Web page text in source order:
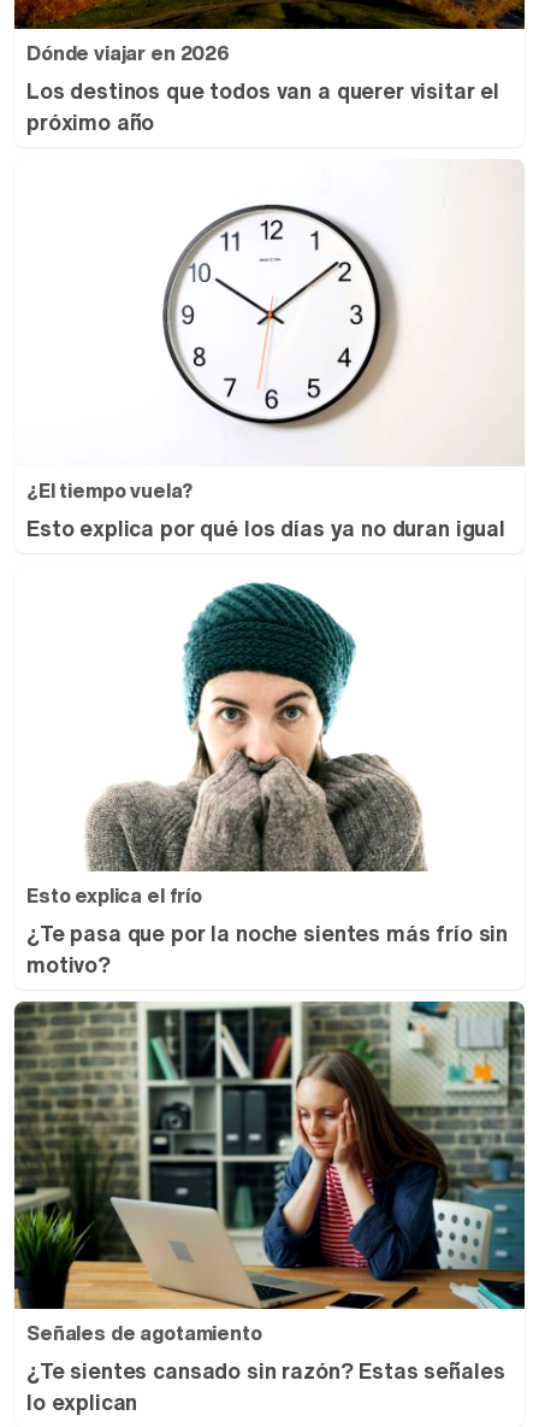
Dónde viajar en 2026
Los destinos que todos van a querer visitar el
próximo año
¿El tiempo vuela?
Esto explica por qué los días ya no duran igual
Esto explica el frío
¿Te pasa que por la noche sientes más frío sin
motivo?
Señales de agotamiento
¿Te sientes cansado sin razón? Estas señales
lo explican